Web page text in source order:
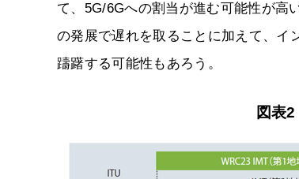
て、5G/6Gへの割当が進む可能性が高
の発展で遅れを取ることに加えて、イ
躊躇する可能性もあろう。
図表